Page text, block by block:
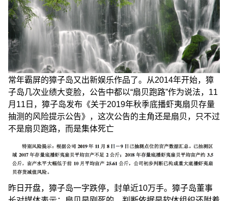
常年霸屏的獐子岛又出新娱乐作品了。从2014年开始，獐
子岛几次业绩大变脸，公告中都以“扇贝跑路”作为说法，11
月11日，獐子岛发布《关于2019年秋季底播虾夷扇贝存量
抽测的风险提示公告》，这次公告的主角还是扇贝，只不过
不是扇贝跑路，而是集体死亡
昨日开盘，獐子岛一字跌停，封单近10万手。獐子岛董事